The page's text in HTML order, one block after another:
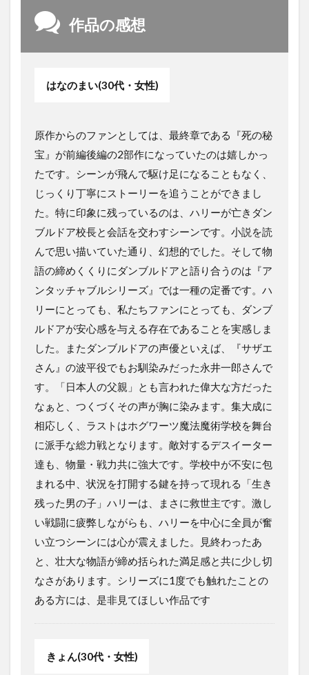
作品の感想
はなのまい(30代・女性)
原作からのファンとしては、最終章である『死の秘
宝』が前編後編の2部作になっていたのは嬉しかっ
たです。シーンが飛んで駆け足になることもなく、
じっくり丁寧にストーリーを追うことができまし
た。特に印象に残っているのは、ハリーが亡きダン
ブルドア校長と会話を交わすシーンです。小説を読
んで思い描いていた通り、幻想的でした。そして物
語の締めくくりにダンブルドアと語り合うのは『ア
ンタッチャブルシリーズ』では一種の定番です。ハ
リーにとっても、私たちファンにとっても、ダンブ
ルドアが安心感を与える存在であることを実感しま
した。またダンブルドアの声優といえば、『サザエ
さん』の波平役でもお馴染みだった永井一郎さんで
す。「日本人の父親」とも言われた偉大な方だった
なぁと、つくづくその声が胸に染みます。集大成に
相応しく、ラストはホグワーツ魔法魔術学校を舞台
に派手な総力戦となります。敵対するデスイーター
達も、物量・戦力共に強大です。学校中が不安に包
まれる中、状況を打開する鍵を持って現れる「生き
残った男の子」ハリーは、まさに救世主です。激し
い戦闘に疲弊しながらも、ハリーを中心に全員が奮
い立つシーンには心が震えました。見終わったあ
と、壮大な物語が締め括られた満足感と共に少し切
なさがあります。シリーズに1度でも触れたことの
ある方には、是非見てほしい作品です
きょん(30代・女性)